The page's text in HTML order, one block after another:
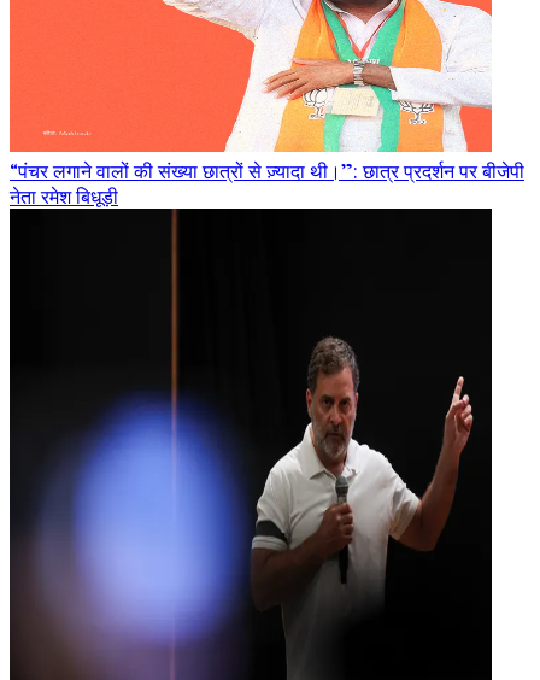
“पंचर लगाने वालों की संख्या छात्रों से ज़्यादा थी।”: छात्र प्रदर्शन पर बीजेपी
नेता रमेश बिधूड़ी